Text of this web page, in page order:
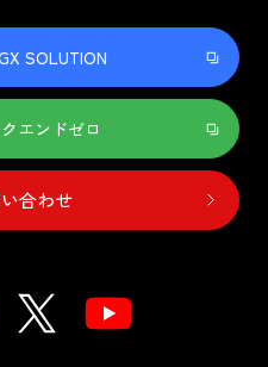
SOLUTION
エンドゼロ
合わせ